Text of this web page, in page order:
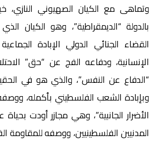
وتماهى مع الكيان الصهيوني النازي،
بالدولة “الديمقراطية”، وهو الكيان
القضاء الجنائي الدولي الإبادة
الإنسانية، ودفاعه الفج عن “حق”
“الدفاع عن النفس”، والذي هو في
وبإبادة الشعب الفلسطيني بأكمله،
الأضرار الجانبية”، وهي مجازر أودت
المدنيين الفلسطينيين، ووصفه للمقاومة